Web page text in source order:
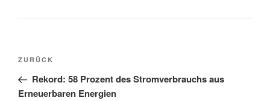
Beitragsnavigation
Vorheriger
Beitrag
ZURÜCK
Rekord: 58 Prozent des Stromverbrauchs aus
Erneuerbaren Energien